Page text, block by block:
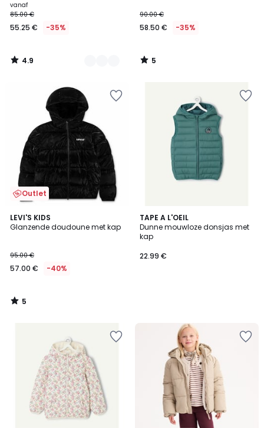
vanaf
85.00 €
55.25 € -35%
4.9
/
90.00 €
58.50 € -35%
5
/
Outlet
LEVI'S KIDS
Glanzende doudoune met kap
95.00 €
57.00 € -40%
5
/
5
/
TAPE A L'OEIL
Dunne mouwloze donsjas met
kap
22.99 €